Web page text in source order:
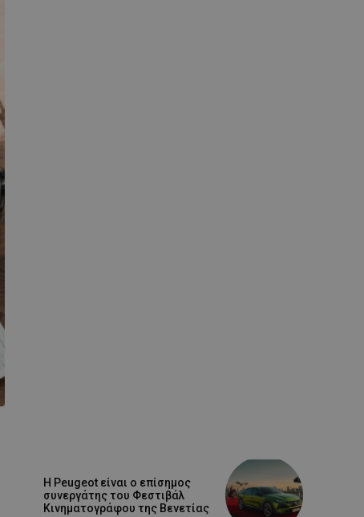
Η Peugeot είναι ο επίσημος
συνεργάτης του Φεστιβάλ
Κινηματογράφου της Βενετίας